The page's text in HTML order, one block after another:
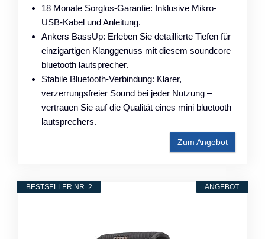
18 Monate Sorglos-Garantie: Inklusive Mikro-
USB-Kabel und Anleitung.
Ankers BassUp: Erleben Sie detaillierte Tiefen für
einzigartigen Klanggenuss mit diesem soundcore
bluetooth lautsprecher.
Stabile Bluetooth-Verbindung: Klarer,
verzerrungsfreier Sound bei jeder Nutzung –
vertrauen Sie auf die Qualität eines mini bluetooth
lautsprechers.
Zum Angebot
ANGEBOT
BESTSELLER NR. 2